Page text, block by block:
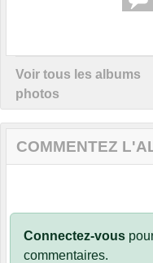
Voir tous les albums
photos
COMMENTEZ
Connectez-vous
commentaires.